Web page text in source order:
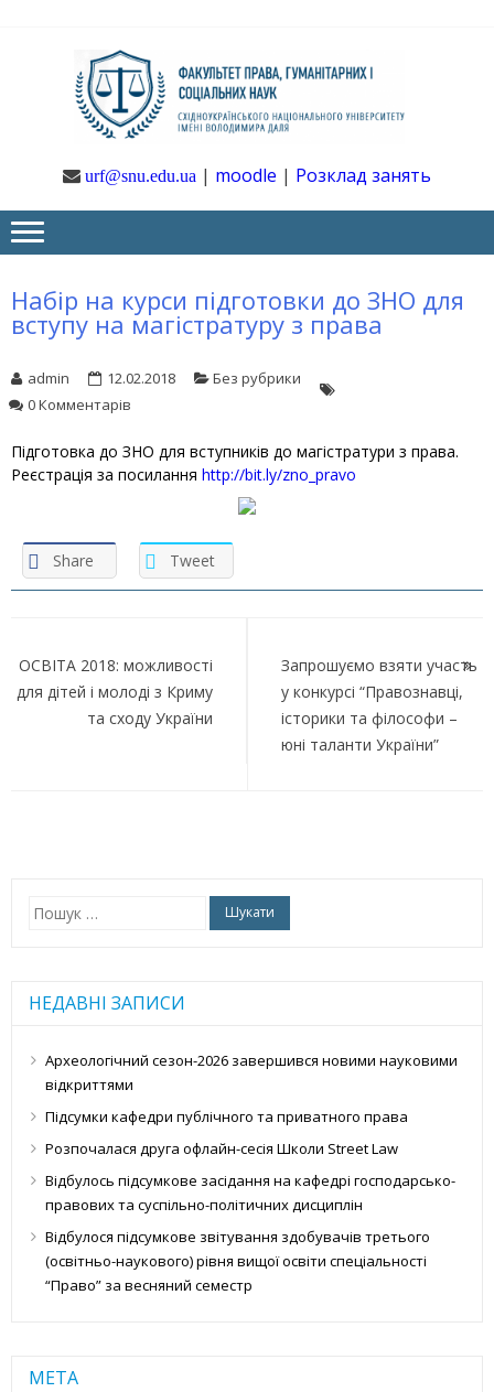
navigation
І
urf@snu.edu.ua | moodle | Розклад занять
Набір на курси підготовки до ЗНО для
вступу на магістратуру з права
admin 12.02.2018
Без рубрики
0 Комментарів
Підготовка до ЗНО для вступників до магістратури з права.
Реєстрація за посилання http://bit.ly/zno_pravo
Share Tweet
записів
ОСВІТА 2018: можливості
для дітей і молоді з Криму
та сходу України
Запрошуємо взяти участь
у конкурсі “Правознавці,
історики та філософи –
юні таланти України”
Пошук:
НЕДАВНІ ЗАПИСИ
Археологічний сезон-2026 завершився новими науковими
відкриттями
Підсумки кафедри публічного та приватного права
Розпочалася друга офлайн-сесія Школи Street Law
Відбулось підсумкове засідання на кафедрі господарсько-
правових та суспільно-політичних дисциплін
Відбулося підсумкове звітування здобувачів третього
(освітньо-наукового) рівня вищої освіти спеціальності
“Право” за весняний семестр
МЕТА